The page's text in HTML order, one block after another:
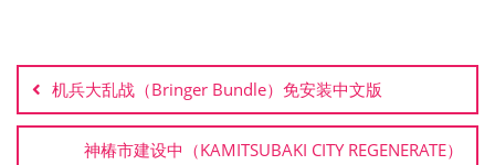
章
导
航
机兵大乱战（Bringer Bundle）免安装中文版
神椿市建设中（KAMITSUBAKI CITY REGENERATE）